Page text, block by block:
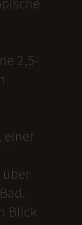
2,5-
einer
über
Blick